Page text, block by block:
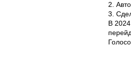
2.
3.
В 2024